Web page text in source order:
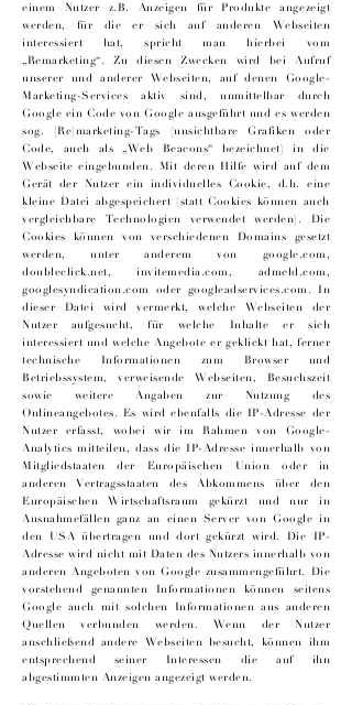
einem Nutzer z.B. Anzeigen für Produkte angezeigt
werden, für die er sich auf anderen Webseiten
interessiert hat, spricht man hierbei vom
„Remarketing“. Zu diesen Zwecken wird bei Aufruf
unserer und anderer Webseiten, auf denen Google-
Marketing-Services aktiv sind, unmittelbar durch
Google ein Code von Google ausgeführt und es werden
sog. (Re)marketing-Tags (unsichtbare Grafiken oder
Code, auch als „Web Beacons“ bezeichnet) in die
Webseite eingebunden. Mit deren Hilfe wird auf dem
Gerät der Nutzer ein individuelles Cookie, d.h. eine
kleine Datei abgespeichert (statt Cookies können auch
vergleichbare Technologien verwendet werden). Die
Cookies können von verschiedenen Domains gesetzt
werden, unter anderem von google.com,
doubleclick.net, invitemedia.com, admeld.com,
googlesyndication.com oder googleadservices.com. In
dieser Datei wird vermerkt, welche Webseiten der
Nutzer aufgesucht, für welche Inhalte er sich
interessiert und welche Angebote er geklickt hat, ferner
technische Informationen zum Browser und
Betriebssystem, verweisende Webseiten, Besuchszeit
sowie weitere Angaben zur Nutzung des
Onlineangebotes. Es wird ebenfalls die IP-Adresse der
Nutzer erfasst, wobei wir im Rahmen von Google-
Analytics mitteilen, dass die IP-Adresse innerhalb von
Mitgliedstaaten der Europäischen Union oder in
anderen Vertragsstaaten des Abkommens über den
Europäischen Wirtschaftsraum gekürzt und nur in
Ausnahmefällen ganz an einen Server von Google in
den USA übertragen und dort gekürzt wird. Die IP-
Adresse wird nicht mit Daten des Nutzers innerhalb von
anderen Angeboten von Google zusammengeführt. Die
vorstehend genannten Informationen können seitens
Google auch mit solchen Informationen aus anderen
Quellen verbunden werden. Wenn der Nutzer
anschließend andere Webseiten besucht, können ihm
entsprechend seiner Interessen die auf ihn
abgestimmten Anzeigen angezeigt werden.